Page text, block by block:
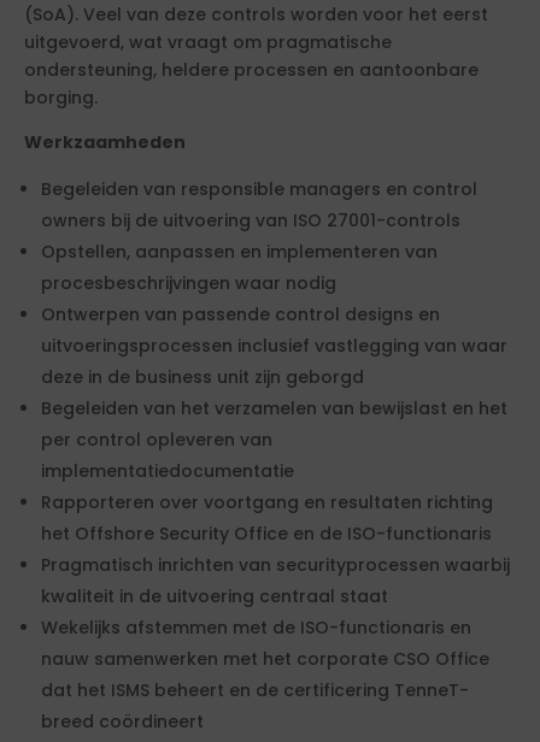
(SoA). Veel van deze controls worden voor het eerst
uitgevoerd, wat vraagt om pragmatische
ondersteuning, heldere processen en aantoonbare
borging.
Werkzaamheden
Begeleiden van responsible managers en control
owners bij de uitvoering van ISO 27001-controls
Opstellen, aanpassen en implementeren van
procesbeschrijvingen waar nodig
Ontwerpen van passende control designs en
uitvoeringsprocessen inclusief vastlegging van waar
deze in de business unit zijn geborgd
Begeleiden van het verzamelen van bewijslast en het
per control opleveren van
implementatiedocumentatie
Rapporteren over voortgang en resultaten richting
het Offshore Security Office en de ISO-functionaris
Pragmatisch inrichten van securityprocessen waarbij
kwaliteit in de uitvoering centraal staat
Wekelijks afstemmen met de ISO-functionaris en
nauw samenwerken met het corporate CSO Office
dat het ISMS beheert en de certificering TenneT-
breed coördineert